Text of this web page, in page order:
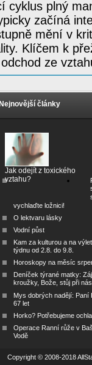
cyklus plný
začíná
mění v
Klíčem k
ze
Nejnovější články
Jak odejít z toxického
vztahu?
vychlaďte ložnici!
O lektvaru lásky
Vodní půst
Kam za kulturou a na
týdnu od 2.8. do 9.8.
Horoskopy na měsíc
Deníček týrané matky:
kroužky, Bože, stůj při nás
Mys dobrých nadějí: Paní
67 let
Horko? Potřebujeme
Operace Ranní růže v
Vodě
Copyright © 2008-2018